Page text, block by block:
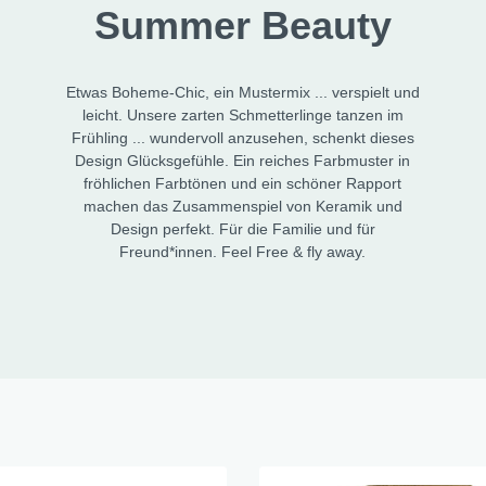
Blooming Dackel
Oommh in Balance
Piepmätze
Happy Halloween
Morning
Mila City
Dino
Hey, ABC
Prinzessin
/ Cappuccinotassen
Sets
& Tea for One
Geschirr
Osterfiguren
Summer Beauty
Etwas Boheme-Chic, ein Mustermix ... verspielt und
leicht. Unsere zarten Schmetterlinge tanzen im
Frühling ... wundervoll anzusehen, schenkt dieses
Design Glücksgefühle. Ein reiches Farbmuster in
fröhlichen Farbtönen und ein schöner Rapport
machen das Zusammenspiel von Keramik und
Design perfekt. Für die Familie und für
Freund*innen. Feel Free & fly away.